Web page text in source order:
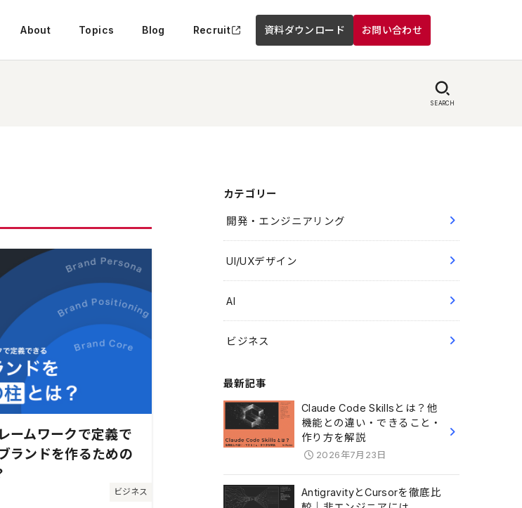
About Topics Blog Recruit 資料ダウンロード お問い合わせ
SEARCH
ビジネス
ームワークで定義で
ランドを作るための
カテゴリー
開発・エンジニアリング
UI/UXデザイン
AI
ビジネス
最新記事
Claude Code Skillsとは？他
機能との違い・できること・
作り方を解説
2026年7月23日
AntigravityとCursorを徹底比